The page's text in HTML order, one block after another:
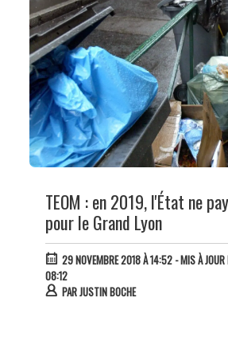
TEOM : en 2019, l'État ne
pour le Grand Lyon
29 NOVEMBRE 2018 À 14:52- MIS À JOUR
08:12
PARJUSTIN BOCHE